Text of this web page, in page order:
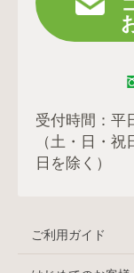
受付時間：平
（土・日・
日を除く）
ご利用ガイド